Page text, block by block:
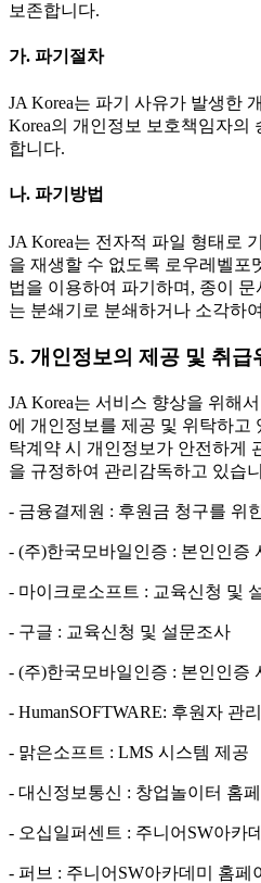
보존합니다.
가. 파기절차
JA Korea는 파기 사유가 발생한
Korea의 개인정보 보호책임자의
합니다.
나. 파기방법
JA Korea는 전자적 파일 형태로
을 재생할 수 없도록 로우레벨포
법을 이용하여 파기하며, 종이 문
는 분쇄기로 분쇄하거나 소각하
5. 개인정보의 제공 및 취급
JA Korea는 서비스 향상을 위해
에 개인정보를 제공 및 위탁하고
탁계약 시 개인정보가 안전하게
을 규정하여 관리감독하고 있습
- 금융결제원 : 후원금 청구를 위
- (주)한국모바일인증 : 본인인증
- 마이크로소프트 : 교육신청 및
- 구글 : 교육신청 및 설문조사
- (주)한국모바일인증 : 본인인증
- HumanSOFTWARE: 후원자 관
- 맑은소프트 : LMS 시스템 제공
- 대신정보통신 : 창업놀이터 홈
- 오십일퍼센트 : 주니어SW아카
- 퍼브 : 주니어SW아카데미 홈페